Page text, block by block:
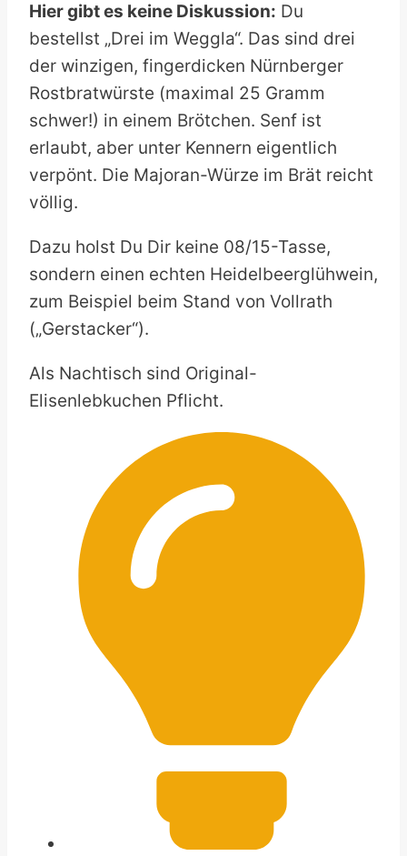
Hier gibt es keine Diskussion: Du
bestellst „Drei im Weggla“. Das sind drei
der winzigen, fingerdicken Nürnberger
Rostbratwürste (maximal 25 Gramm
schwer!) in einem Brötchen. Senf ist
erlaubt, aber unter Kennern eigentlich
verpönt. Die Majoran-Würze im Brät reicht
völlig.
Dazu holst Du Dir keine 08/15-Tasse,
sondern einen echten Heidelbeerglühwein,
zum Beispiel beim Stand von Vollrath
(„Gerstacker“).
Als Nachtisch sind Original-
Elisenlebkuchen Pflicht.